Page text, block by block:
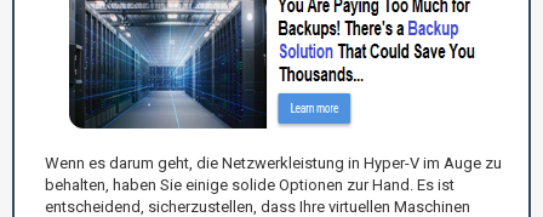
Wenn es darum geht, die Netzwerkleistung in Hyper-V im Auge zu
behalten, haben Sie einige solide Optionen zur Hand. Es ist
entscheidend, sicherzustellen, dass Ihre virtuellen Maschinen